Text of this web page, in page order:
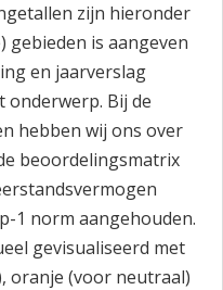
zijn hieronder
gebieden is aangeven
en jaarverslag
Bij de
hebben wij ons over
beoordelingsmatrix
1 norm aangehouden.
gevisualiseerd met
oranje (voor neutraal)